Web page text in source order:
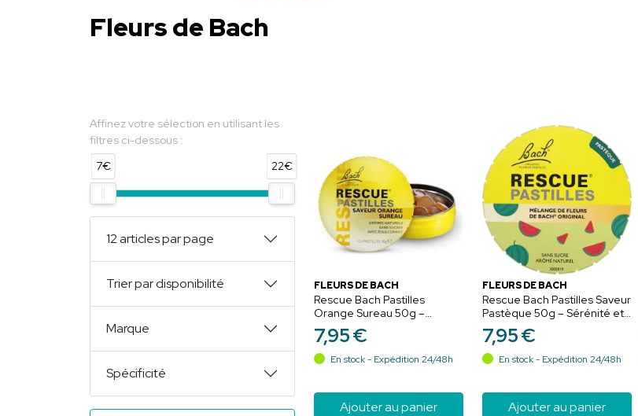
Fleurs de Bach
FLEURS DE BACH
Rescue Bach Pastilles
Orange Sureau 50g –
Détente et sérénité nomade
7,95€
En stock - Expédition 24/48h
Ajouter au panier
FLEURS DE BACH
Rescue Bach Pastilles Saveur
Pastèque 50g – Sérénité et
relaxation
7,95€
En stock - Expédition 24/48h
Ajouter au panier
Affinez votre sélection en utilisant les
filtres ci-dessous :
7€
22€
12 articles par page
Trier par disponibilité
Marque
Spécificité